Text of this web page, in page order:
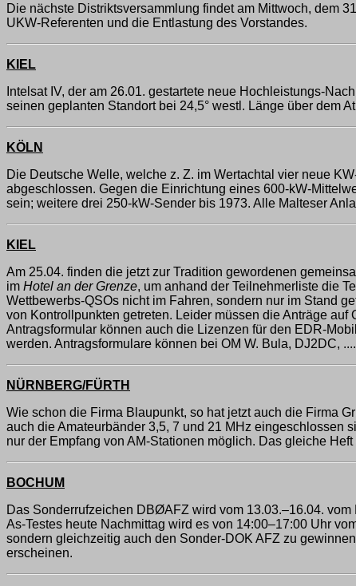
Die nächste Distriktsversammlung findet am Mittwoch, dem
UKW-Referenten und die Entlastung des Vorstandes.
KIEL
Intelsat IV, der am 26.01. gestartete neue Hochleistungs-
seinen geplanten Standort bei 24,5° westl. Länge über dem
KÖLN
Die Deutsche Welle, welche z. Z. im Wertachtal vier neue
abgeschlossen. Gegen die Einrichtung eines 600-kW-
sein; weitere drei 250-kW-Sender bis 1973. Alle Malteser
KIEL
Am 25.04. finden die jetzt zur Tradition gewordenen
im Hotel an der Grenze, um anhand der Teilnehmerliste die
Wettbewerbs-QSOs nicht im Fahren, sondern nur im Stand
von Kontrollpunkten getreten. Leider müssen die Anträge
Antragsformular können auch die Lizenzen für den EDR-
werden. Antragsformulare können bei OM W. Bula, DJ2DC,
NÜRNBERG/FÜRTH
Wie schon die Firma Blaupunkt, so hat jetzt auch die Firma
auch die Amateurbänder 3,5, 7 und 21 MHz eingeschlossen
nur der Empfang von AM-Stationen möglich. Das gleiche Heft
BOCHUM
Das Sonderrufzeichen DBØAFZ wird vom 13.03.–16.04.
As-Testes heute Nachmittag wird es von 14:00–17:00 Uhr
sondern gleichzeitig auch den Sonder-DOK AFZ zu
erscheinen.